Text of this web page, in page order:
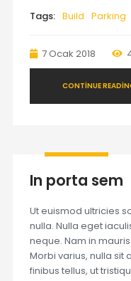
Tags: Build Parking
7 Ocak 2018
CONTINUE
In porta sem
Ut euismod ultricies
nulla. Nulla eget
neque. Nam in
Morbi varius, nulla sit
finibus tellus, ut